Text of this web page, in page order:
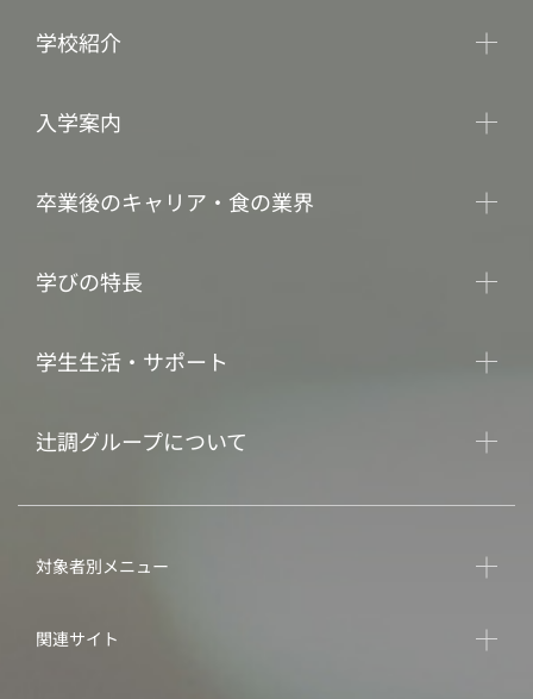
学校紹介
入学案内
卒業後のキャリア・食の業界
学びの特長
学生生活・サポート
辻調グループについて
対象者別メニュー
関連サイト